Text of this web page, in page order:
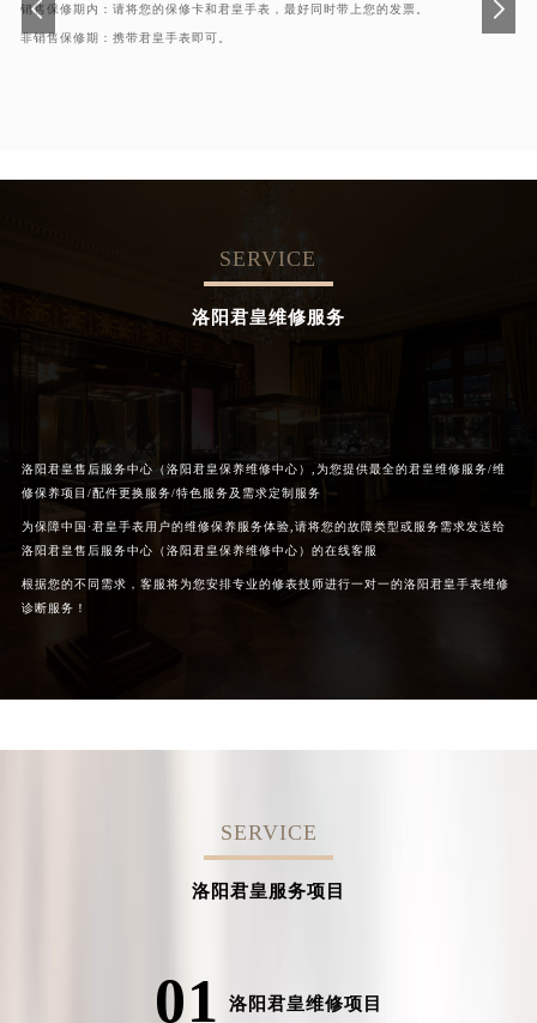
销售保修期内：请将您的保修卡和君皇手表，最好同时带上您的发票。
非销售保修期：携带君皇手表即可。
SERVICE
洛阳君皇维修服务
洛阳君皇售后服务中心（洛阳君皇保养维修中心）,为您提供最全的君皇维修服务/维
修保养项目/配件更换服务/特色服务及需求定制服务
为保障中国·君皇手表用户的维修保养服务体验,请将您的故障类型或服务需求发送给
洛阳君皇售后服务中心（洛阳君皇保养维修中心）的在线客服
根据您的不同需求，客服将为您安排专业的修表技师进行一对一的洛阳君皇手表维修
诊断服务！
SERVICE
洛阳君皇服务项目
01 洛阳君皇维修项目